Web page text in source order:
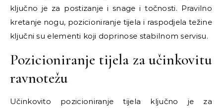
ključno je za postizanje i snage i točnosti. Pravilno
kretanje nogu, pozicioniranje tijela i raspodjela težine
ključni su elementi koji doprinose stabilnom servisu.
Pozicioniranje tijela za učinkovitu
ravnotežu
Učinkovito pozicioniranje tijela ključno je za